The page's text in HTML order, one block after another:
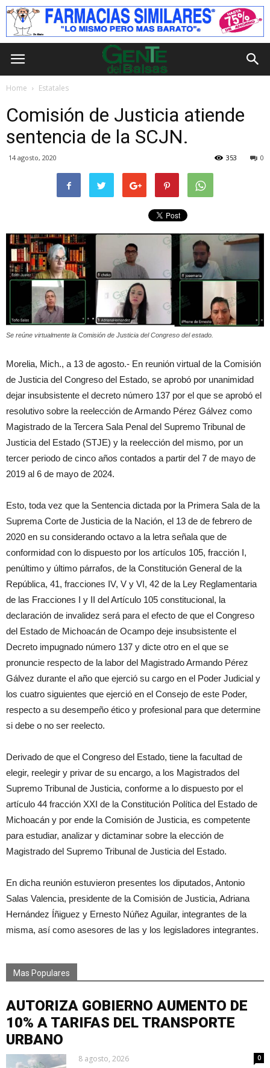
Home Estatales
Comisión de Justicia atiende
sentencia de la SCJN.
14 agosto, 2020 0
353
Se reúne virtualmente la Comisión de Justicia del Congreso del estado.
Morelia, Mich., a 13 de agosto.- En reunión virtual de la Comisión
de Justicia del Congreso del Estado, se aprobó por unanimidad
dejar insubsistente el decreto número 137 por el que se aprobó el
resolutivo sobre la reelección de Armando Pérez Gálvez como
Magistrado de la Tercera Sala Penal del Supremo Tribunal de
Justicia del Estado (STJE) y la reelección del mismo, por un
tercer periodo de cinco años contados a partir del 7 de mayo de
2019 al 6 de mayo de 2024.
Esto, toda vez que la Sentencia dictada por la Primera Sala de la
Suprema Corte de Justicia de la Nación, el 13 de de febrero de
2020 en su considerando octavo a la letra señala que de
conformidad con lo dispuesto por los artículos 105, fracción I,
penúltimo y último párrafos, de la Constitución General de la
República, 41, fracciones IV, V y VI, 42 de la Ley Reglamentaria
de las Fracciones I y II del Artículo 105 constitucional, la
declaración de invalidez será para el efecto de que el Congreso
del Estado de Michoacán de Ocampo deje insubsistente el
Decreto impugnado número 137 y dicte otro en el que se
pronuncie respecto de la labor del Magistrado Armando Pérez
Gálvez durante el año que ejerció su cargo en el Poder Judicial y
los cuatro siguientes que ejerció en el Consejo de este Poder,
respecto a su desempeño ético y profesional para que determine
si debe o no ser reelecto.
Derivado de que el Congreso del Estado, tiene la facultad de
elegir, reelegir y privar de su encargo, a los Magistrados del
Supremo Tribunal de Justicia, conforme a lo dispuesto por el
artículo 44 fracción XXI de la Constitución Política del Estado de
Michoacán y por ende la Comisión de Justicia, es competente
para estudiar, analizar y dictaminar sobre la elección de
Magistrado del Supremo Tribunal de Justicia del Estado.
En dicha reunión estuvieron presentes los diputados, Antonio
Salas Valencia, presidente de la Comisión de Justicia, Adriana
Hernández Íñiguez y Ernesto Núñez Aguilar, integrantes de la
misma, así como asesores de las y los legisladores integrantes.
Mas Populares
AUTORIZA GOBIERNO AUMENTO DE
10% A TARIFAS DEL TRANSPORTE
URBANO
8 agosto, 2026 0